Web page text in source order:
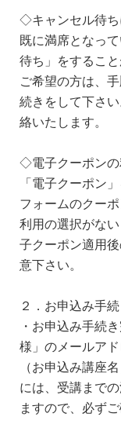
◇キャンセル待ち
既に満席となっ
待ち」をすること
ご希望の方は、
続きをして下さ
絡いたします。
◇電子クーポンの
「電子クーポン
フォームのクー
利用の選択がな
子クーポン適用
意下さい。
２．お申込み手
・お申込み手続
様」のメールア
（お申込み講座
には、受講まで
ますので、必ずご